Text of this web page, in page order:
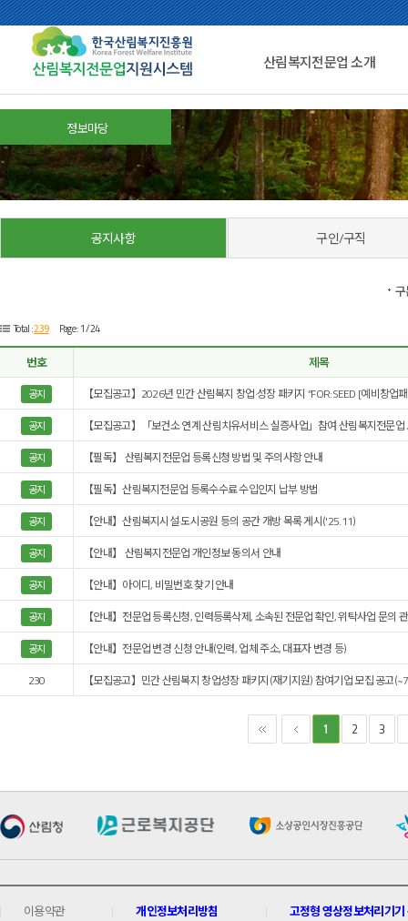
산림복지전문업 소개
정보마당
공지사항 구인/구직
Total :239 Page : 1 /24
번호 제목
공지 【모집공고】2026년 민간 산림복지 창업·성장 패키지 “FOR:SEED [예비창업
공지 【모집공고】「보건소 연계 산림치유서비스 실증사업」참여 산림복지전문
공지 【필독】 산림복지전문업 등록신청 방법 및 주의사항 안내
공지 【필독】산림복지전문업 등록수수료 수입인지 납부 방법
공지 【안내】산림복지시설·도시공원 등의 공간 개방 목록 게시('25.11)
공지 【안내】 산림복지전문업 개인정보 동의서 안내
공지 【안내】아이디, 비밀번호 찾기 안내
공지 【안내】전문업 등록신청, 인력등록삭제, 소속된 전문업 확인, 위탁사업 문의
공지
【안내】전문업 변경 신청 안내(인력, 업체 주소, 대표자 변경 등)
230
【모집공고】민간 산림복지 창업성장 패키지(재기지원) 참여기업 모집 공고
1 2 3
이용약관 개인정보처리방침 고정형 영상정보처리기기